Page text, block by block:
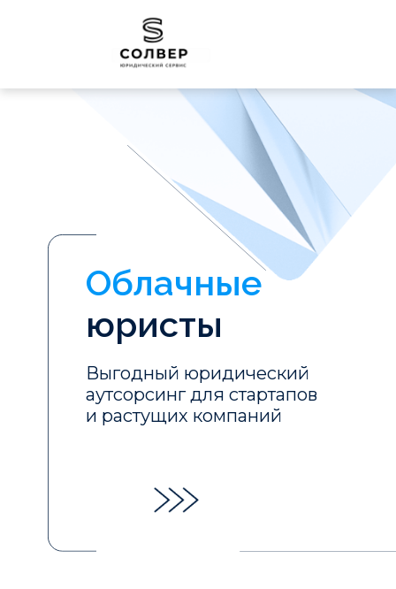
Выгодный юридический
аутсорсинг для стартапов
и растущих компаний
Облачные
юристы